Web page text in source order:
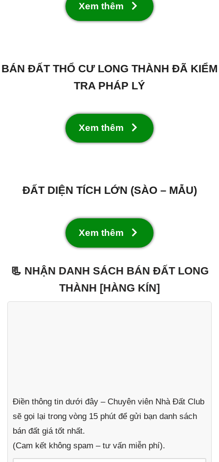
Xem thêm
BÁN ĐẤT THỔ CƯ LONG THÀNH ĐÃ KIỂM
TRA PHÁP LÝ
Xem thêm
ĐẤT DIỆN TÍCH LỚN (SÀO – MẪU)
Xem thêm
📃 NHẬN DANH SÁCH BÁN ĐẤT LONG
THÀNH [HÀNG KÍN]
Điền thông tin dưới đây – Chuyên viên Nhà Đất Club
sẽ gọi lại trong vòng 15 phút để gửi bạn danh sách
bán đất giá tốt nhất.
(Cam kết không spam – tư vấn miễn phí).